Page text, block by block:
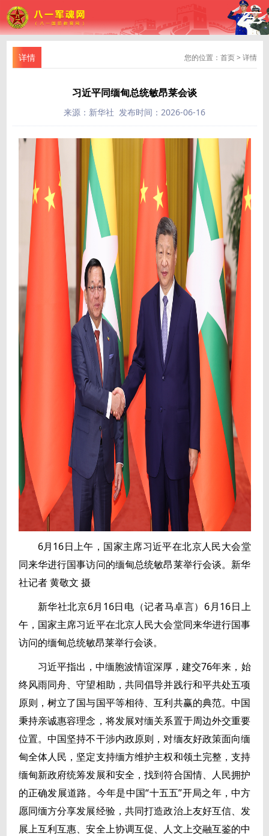
详情 您的位置： 首页> 详情
习近平同缅甸总统敏昂莱会谈
来源：新华社 发布时间：2026-06-16
6月16日上午，国家主席习近平在北京人民大会堂
同来华进行国事访问的缅甸总统敏昂莱举行会谈。新华
社记者 黄敬文 摄
新华社北京6月16日电（记者马卓言）6月16日上
午，国家主席习近平在北京人民大会堂同来华进行国事
访问的缅甸总统敏昂莱举行会谈。
习近平指出，中缅胞波情谊深厚，建交76年来，始
终风雨同舟、守望相助，共同倡导并践行和平共处五项
原则，树立了国与国平等相待、互利共赢的典范。中国
秉持亲诚惠容理念，将发展对缅关系置于周边外交重要
位置。中国坚持不干涉内政原则，对缅友好政策面向缅
甸全体人民，坚定支持缅方维护主权和领土完整，支持
缅甸新政府统筹发展和安全，找到符合国情、人民拥护
的正确发展道路。今年是中国“十五五”开局之年，中方
愿同缅方分享发展经验，共同打造政治上友好互信、发
展上互利互惠、安全上协调互促、人文上交融互鉴的中